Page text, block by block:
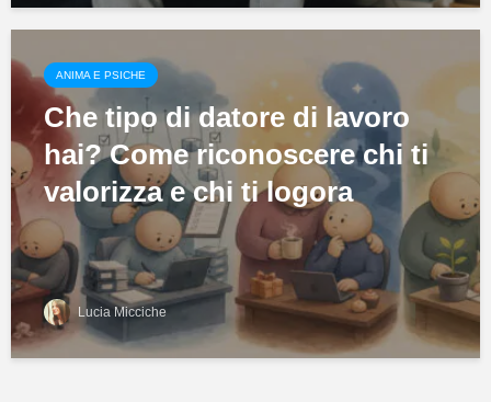
ANIMA E PSICHE
Che tipo di datore di lavoro
hai? Come riconoscere chi ti
valorizza e chi ti logora
Lucia Micciche